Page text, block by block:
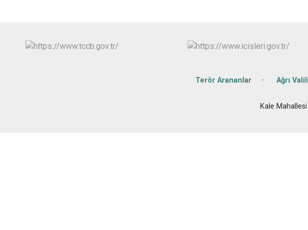
Terör Arananlar Ağrı
Kale